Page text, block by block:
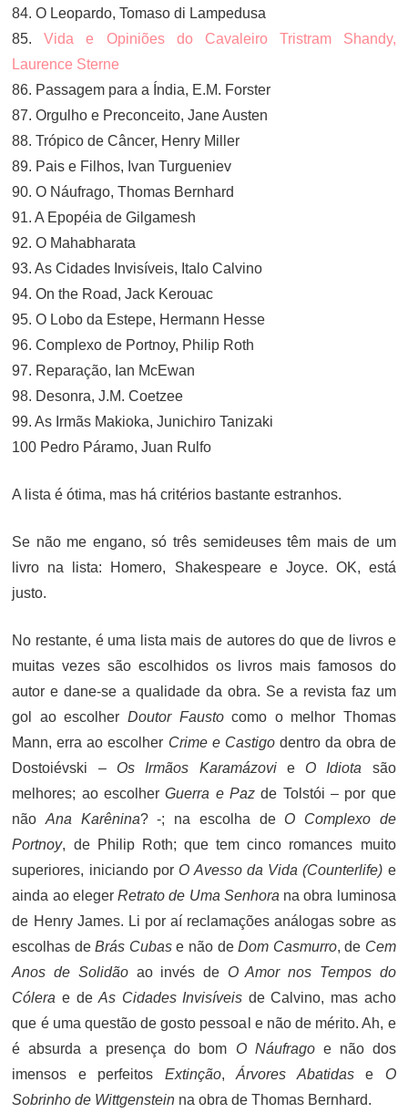
84. O Leopardo, Tomaso di Lampedusa
85.Vida e Opiniões do Cavaleiro Tristram Shandy,
Laurence Sterne
86. Passagem para a Índia, E.M. Forster
87. Orgulho e Preconceito, Jane Austen
88. Trópico de Câncer, Henry Miller
89. Pais e Filhos, Ivan Turgueniev
90. O Náufrago, Thomas Bernhard
91. A Epopéia de Gilgamesh
92. O Mahabharata
93. As Cidades Invisíveis, Italo Calvino
94. On the Road, Jack Kerouac
95. O Lobo da Estepe, Hermann Hesse
96. Complexo de Portnoy, Philip Roth
97. Reparação, Ian McEwan
98. Desonra, J.M. Coetzee
99. As Irmãs Makioka, Junichiro Tanizaki
100 Pedro Páramo, Juan Rulfo
A lista é ótima, mas há critérios bastante estranhos.
Se não me engano, só três semideuses têm mais de um
livro na lista: Homero, Shakespeare e Joyce. OK, está
justo.
No restante, é uma lista mais de autores do que de livros e
muitas vezes são escolhidos os livros mais famosos do
autor e dane-se a qualidade da obra. Se a revista faz um
gol ao escolher Doutor Faustocomo o melhor Thomas
Mann, erra ao escolher Crime e Castigo dentro da obra de
Dostoiévski – Os Irmãos Karamázovi e O Idiota são
melhores; ao escolherGuerra e Paz de Tolstói – por que
nãoAna Karênina? -; na escolha de O Complexo de
Portnoy, de Philip Roth; que tem cinco romances muito
superiores, iniciando por O Avesso da Vida (Counterlife) e
ainda ao elegerRetrato de Uma Senhorana obra luminosa
de Henry James. Li por aí reclamações análogas sobre as
escolhas deBrás Cubase não deDom Casmurro, de Cem
Anos de Solidãoao invés de O Amor nos Tempos do
Cólera e deAs Cidades Invisíveis de Calvino, mas acho
que é uma questão de gosto pessoal e não de mérito. Ah, e
é absurda a presença do bom O Náufragoe não dos
imensos e perfeitos Extinção,Árvores Abatidase O
Sobrinho de Wittgenstein na obra de Thomas Bernhard.